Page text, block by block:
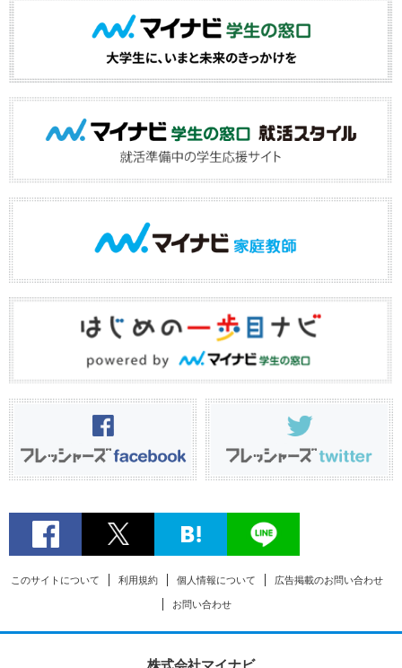
このサイトについて 利用規約 個人情報について 広告掲載のお問い合わせ
お問い合わせ
株式会社マイナビ